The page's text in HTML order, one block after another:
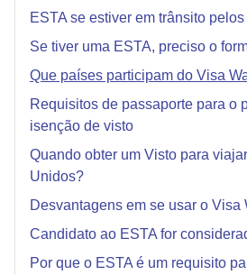
ESTA se estiver em trânsito
Se tiver uma ESTA, preciso o
Que países participam do Visa
Requisitos de passaporte para o
isenção de visto
Quando obter um Visto para
Unidos?
Desvantagens em se usar o Visa
Candidato ao ESTA for
Por que o ESTA é um requisito